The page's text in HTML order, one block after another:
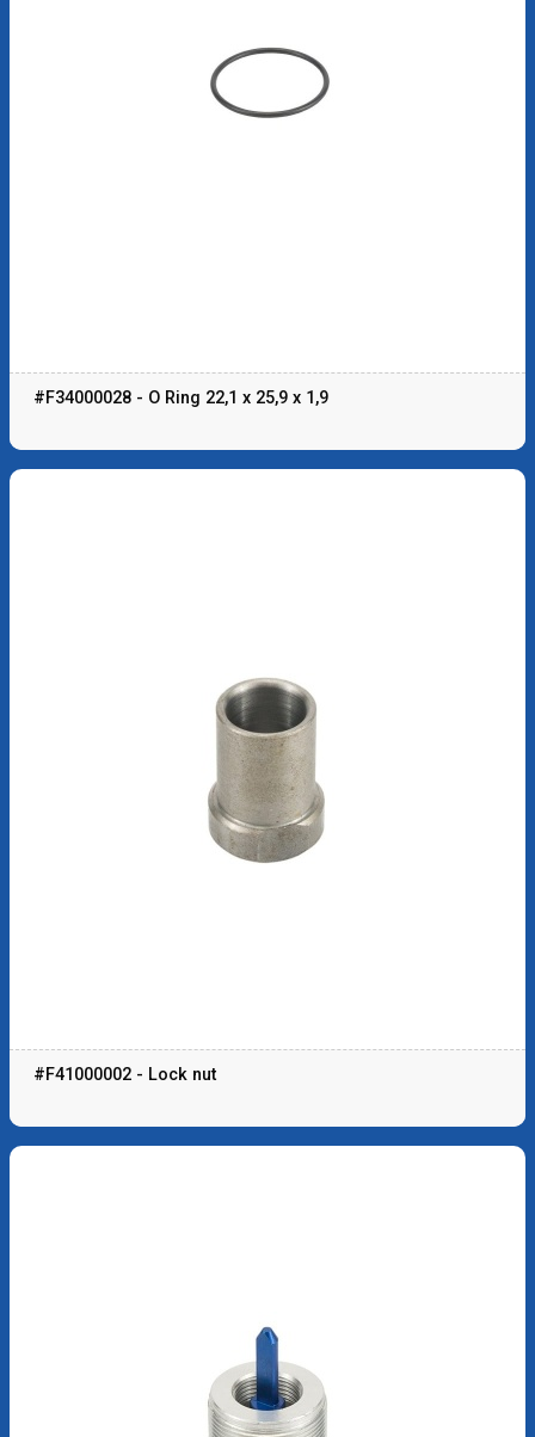
#F34000028 - O Ring 22,1 x 25,9 x 1,9
#F41000002 - Lock nut